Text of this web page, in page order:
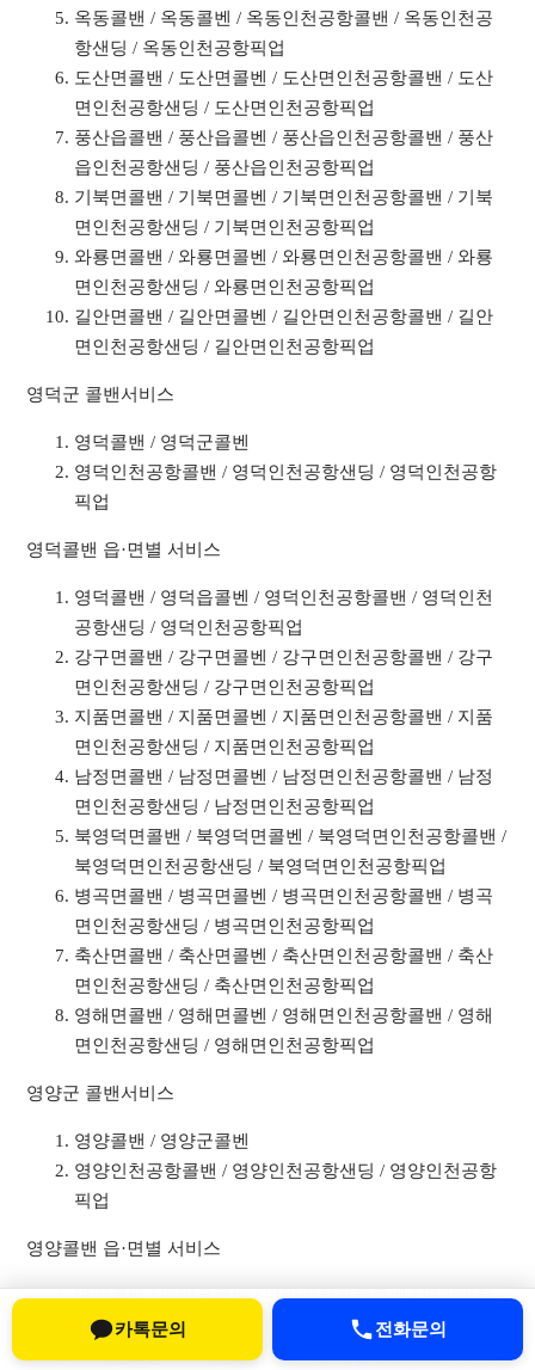
옥동콜밴 / 옥동콜벤 / 옥동인천공항콜밴 / 옥동인천공
항샌딩 / 옥동인천공항픽업
도산면콜밴 / 도산면콜벤 / 도산면인천공항콜밴 / 도산
면인천공항샌딩 / 도산면인천공항픽업
풍산읍콜밴 / 풍산읍콜벤 / 풍산읍인천공항콜밴 / 풍산
읍인천공항샌딩 / 풍산읍인천공항픽업
기북면콜밴 / 기북면콜벤 / 기북면인천공항콜밴 / 기북
면인천공항샌딩 / 기북면인천공항픽업
와룡면콜밴 / 와룡면콜벤 / 와룡면인천공항콜밴 / 와룡
면인천공항샌딩 / 와룡면인천공항픽업
길안면콜밴 / 길안면콜벤 / 길안면인천공항콜밴 / 길안
면인천공항샌딩 / 길안면인천공항픽업
영덕군 콜밴서비스
영덕콜밴 / 영덕군콜벤
영덕인천공항콜밴 / 영덕인천공항샌딩 / 영덕인천공항
픽업
영덕콜밴 읍·면별 서비스
영덕콜밴 / 영덕읍콜벤 / 영덕인천공항콜밴 / 영덕인천
공항샌딩 / 영덕인천공항픽업
강구면콜밴 / 강구면콜벤 / 강구면인천공항콜밴 / 강구
면인천공항샌딩 / 강구면인천공항픽업
지품면콜밴 / 지품면콜벤 / 지품면인천공항콜밴 / 지품
면인천공항샌딩 / 지품면인천공항픽업
남정면콜밴 / 남정면콜벤 / 남정면인천공항콜밴 / 남정
면인천공항샌딩 / 남정면인천공항픽업
북영덕면콜밴 / 북영덕면콜벤 / 북영덕면인천공항콜밴 /
북영덕면인천공항샌딩 / 북영덕면인천공항픽업
병곡면콜밴 / 병곡면콜벤 / 병곡면인천공항콜밴 / 병곡
면인천공항샌딩 / 병곡면인천공항픽업
축산면콜밴 / 축산면콜벤 / 축산면인천공항콜밴 / 축산
면인천공항샌딩 / 축산면인천공항픽업
영해면콜밴 / 영해면콜벤 / 영해면인천공항콜밴 / 영해
면인천공항샌딩 / 영해면인천공항픽업
영양군 콜밴서비스
영양콜밴 / 영양군콜벤
영양인천공항콜밴 / 영양인천공항샌딩 / 영양인천공항
픽업
영양콜밴 읍·면별 서비스
영양콜밴 / 영양읍콜벤 / 영양인천공항콜밴 / 영양인천
공항샌딩 / 영양인천공항픽업
수비면콜밴 / 수비면콜벤 / 수비면인천공항콜밴 / 수비
카톡문의 전화문의